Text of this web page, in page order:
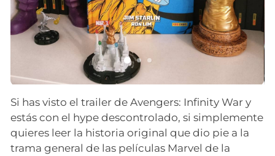
Si has visto el trailer de Avengers: Infinity War y
estás con el hype descontrolado, si simplemente
quieres leer la historia original que dio pie a la
trama general de las películas Marvel de la